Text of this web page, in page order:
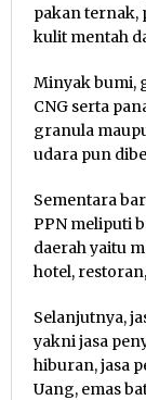
pakan ternak,
kulit mentah
Minyak bumi,
CNG serta
granula
udara pun
Sementara
PPN meliputi
daerah yaitu
hotel,
Selanjutnya,
yakni jasa
hiburan, jasa
Uang, emas